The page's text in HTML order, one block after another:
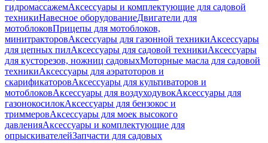
гидромассажемАксессуары и комплектующие для садовой
техникиНавесное оборудованиеДвигатели для
мотоблоковПрицепы для мотоблоков,
минитракторовАксессуары для газонной техникиАксессуары
для цепных пилАксессуары для садовой техникиАксессуары
для кусторезов, ножниц садовыхМоторные масла для садовой
техникиАксессуары для аэратоторов и
скарификаторовАксессуары для культиваторов и
мотоблоковАксессуары для воздуходувокАксессуары для
газонокосилокАксессуары для бензокос и
триммеровАксессуары для моек высокого
давленияАксессуары и комплектующие для
опрыскивателейЗапчасти для садовых